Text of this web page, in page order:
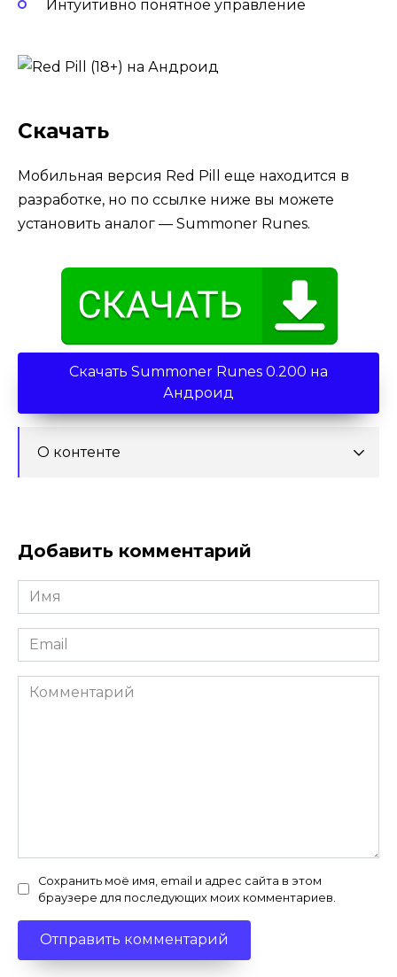
Интуитивно понятное управление
Скачать
Мобильная версия Red Pill еще находится в
разработке, но по ссылке ниже вы можете
установить аналог — Summoner Runes.
Скачать Summoner Runes 0.200 на
Андроид
О контенте
Добавить комментарий
Имя
*
Email
*
Комментарий
Сохранить моё имя, email и адрес сайта в этом
браузере для последующих моих комментариев.